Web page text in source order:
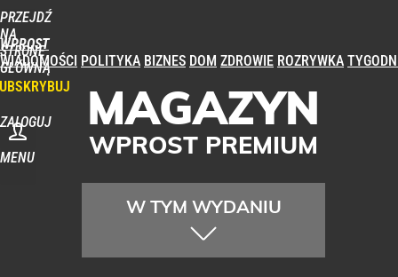
PRZEJDŹ
NA
STRONĘ
GŁÓWNĄ
WPROST
WIADOMOŚCI POLITYKA BIZNES DOM ZDROWIE ROZRYWKA
ZALOGUJ
MENU
MAGAZYN
WPROST PREMIUM
W TYM WYDANIU